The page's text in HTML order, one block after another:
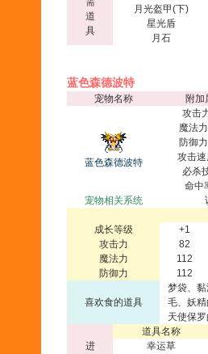
道
具
月光盔甲(下)
星光盾
月石
蓝色森德波特
宠物名称 附加
蓝色森德波特
攻击
魔法
防御
攻击
必杀
命中
宠物相关系统
成长等级
+1
攻击力
82
魔法力
112
防御力
112
喜欢食的道具
梦袋、
毛、妖
天使保
进
道具名称
幸运草